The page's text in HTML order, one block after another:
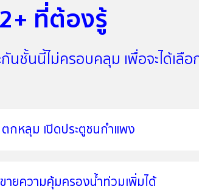
ที่ต้องรู้
ชั้นนี้ไม่ครอบคลุม เพื่อจะได้เลื
กหลุม เปิดประตูชนกำแพง
ายความคุ้มครองน้ำท่วมเพิ่มได้